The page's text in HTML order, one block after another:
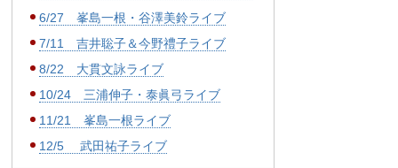
6/27 峯島一根・谷澤美鈴ライブ
7/11 吉井聡子＆今野禮子ライブ
8/22 大貫文詠ライブ
10/24 三浦伸子・泰眞弓ライブ
11/21 峯島一根ライブ
12/5 武田祐子ライブ